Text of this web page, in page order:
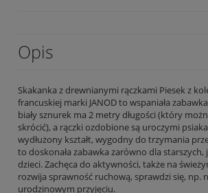
Opis
Skakanka z drewnianymi rączkami Piesek z
francuskiej marki JANOD to wspaniała
biały sznurek ma 2 metry długości (który
skrócić), a rączki ozdobione są uroczymi
wydłużony kształt, wygodny do trzymania
to doskonała zabawka zarówno dla starszych,
dzieci. Zachęca do aktywności, także na
rozwija sprawność ruchową, sprawdzi się, np.
urodzinowym przyjęciu.